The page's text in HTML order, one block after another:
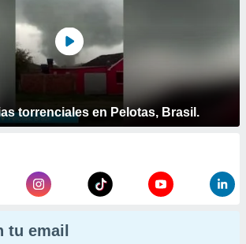
torrenciales en Pelotas, Brasil.
tu email